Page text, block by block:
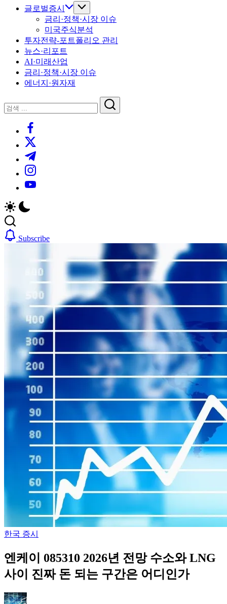
글로벌증시
금리·정책·시장 이슈
미국주식분석
투자전략-포트폴리오 관리
뉴스·리포트
AI·미래산업
금리·정책·시장 이슈
에너지·원자재
닫
기
검
검
https://www.facebook.com/
https://twitter.com/
https://t.me/
https://www.instagram.com/
https://youtube.com/
Subscribe
한국 증시
엔케이 085310 2026년 전망 수소와 LNG
사이 진짜 돈 되는 구간은 어디인가